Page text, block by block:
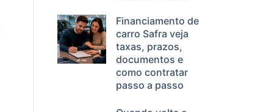
Financiamento de
carro Safra veja
taxas, prazos,
documentos e
como contratar
passo a passo